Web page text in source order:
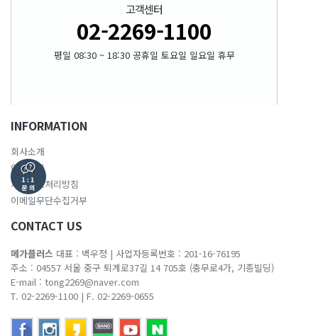
고객센터
02-2269-1100
평일 08:30 ~ 18:30 공휴일 토요일 일요일 휴무
INFORMATION
회사소개
이용약관
개인정보처리방침
이메일무단수집거부
CONTACT US
메가플러스 대표 : 백우정 | 사업자등록번호 : 201-16-76195
주소 : 04557 서울 중구 퇴계로37길 14 705호 (충무로4가, 기종빌딩)
E-mail : tong2269@naver.com
T. 02-2269-1100 | F. 02-2269-0655